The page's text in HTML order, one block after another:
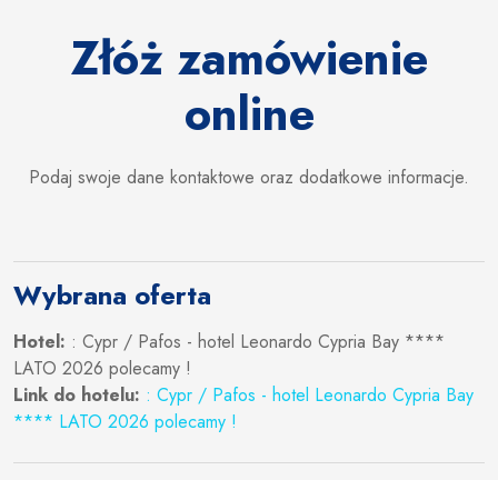
Złóż zamówienie
online
Podaj swoje dane kontaktowe oraz dodatkowe informacje.
Wybrana oferta
Hotel: : Cypr / Pafos - hotel Leonardo Cypria Bay ****
LATO 2026 polecamy !
Link do hotelu: : Cypr / Pafos - hotel Leonardo Cypria Bay
**** LATO 2026 polecamy !